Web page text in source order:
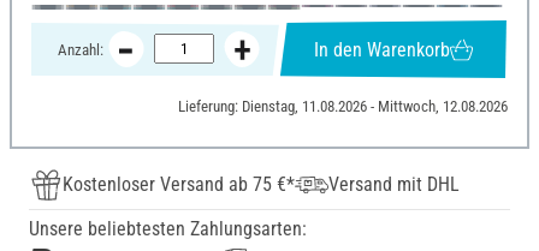
Anzahl: In den Warenkorb
Lieferung: Dienstag, 11.08.2026 - Mittwoch, 12.08.2026
Kostenloser Versand ab 75 €*
Versand mit DHL
Unsere beliebtesten Zahlungsarten: